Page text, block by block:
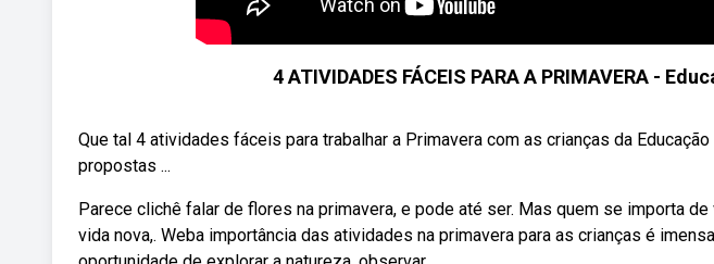
4 ATIVIDADES FÁCEIS PARA A PRIMAVERA -
Que tal 4 atividades fáceis para trabalhar a Primavera com as crianças da
propostas ...
Parece clichê falar de flores na primavera, e pode até ser. Mas quem se importa
vida nova,. Weba importância das atividades na primavera para as crianças é